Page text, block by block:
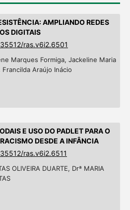
AMPLIANDO REDES
DIGITAIS
ras.v6i2.6501
Marques Formiga, Jackeline Maria
Araújo Inácio
E USO DO PADLET PARA O
DESDE A INFÂNCIA
ras.v6i2.6511
OLIVEIRA DUARTE, Drª MARIA